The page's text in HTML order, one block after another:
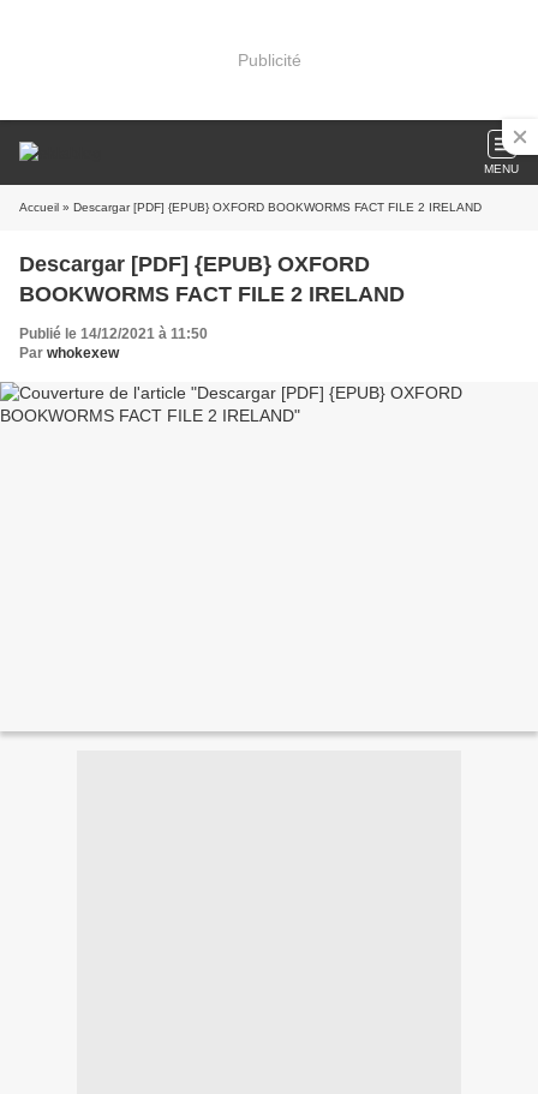
Publicité
MENU
Accueil » Descargar [PDF] {EPUB} OXFORD BOOKWORMS FACT FILE 2 IRELAND
Descargar [PDF] {EPUB} OXFORD
BOOKWORMS FACT FILE 2 IRELAND
Publié le 14/12/2021 à 11:50
Par whokexew